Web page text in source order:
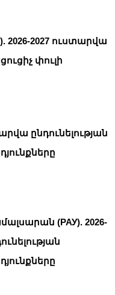
2027 ուստարվա
փուլի
ընդունելության
(РАУ). 2026-